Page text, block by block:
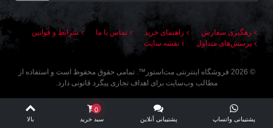
رهگیری سفارش راهنمای خرید تماس با ما
شرایط و قوانین
پرسش‌های متداول
نقشه سایت
©
2026 فروشگاه اینترنتی مت‌استور ™. تمامی حقوق محفوظ است و استفاده از
مطالب وب‌سایت برای اهداف تجاری پیگرد قانونی دارد.
پشتیبانی واتساپ پشتیبانی آنلاین سبد خرید
0
بالا